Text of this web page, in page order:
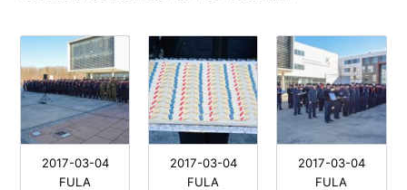
2017-03-04
FULA
2017-03-04
FULA
2017-03-04
FULA